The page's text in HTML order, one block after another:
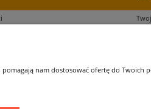
zamówień
nam dostosować ofertę do